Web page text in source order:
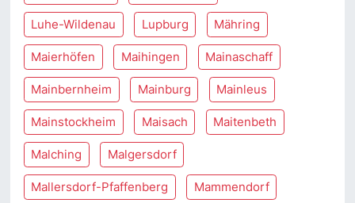
Luhe-Wildenau Lupburg Mähring
Maierhöfen Maihingen Mainaschaff
Mainbernheim Mainburg Mainleus
Mainstockheim Maisach Maitenbeth
Malching Malgersdorf
Mallersdorf-Pfaffenberg Mammendorf